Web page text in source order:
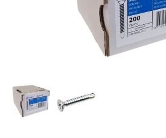
(Gereedschap)
(Hemelwaterafvoer & riolering)
(Circulatiepompen, pompgroepen &
(Rookkanalen)